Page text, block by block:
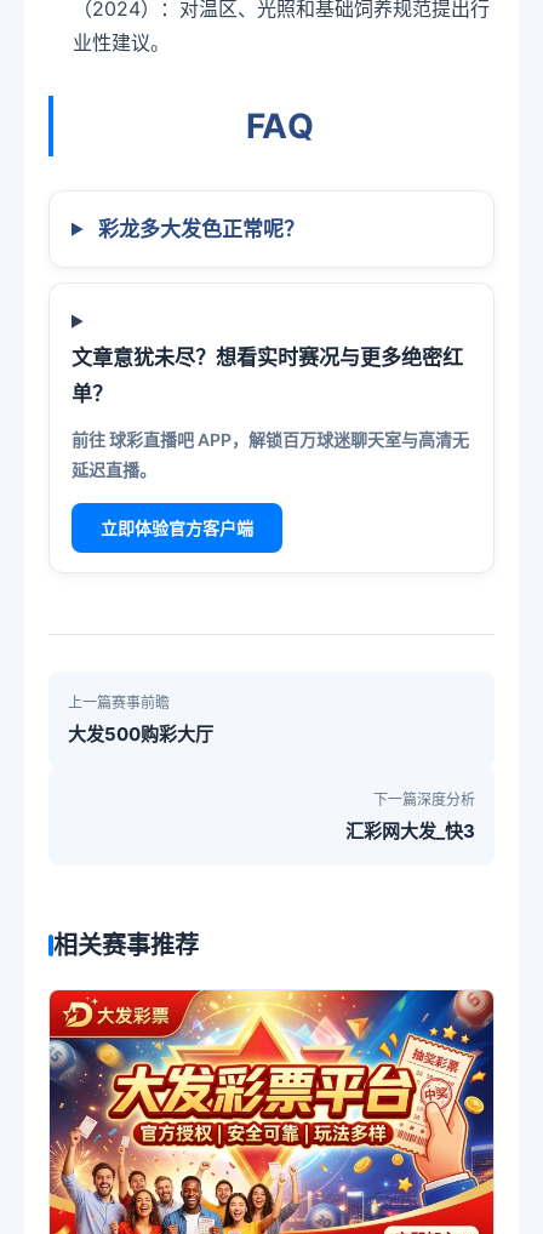
（2024）：对温区、光照和基础饲养规范提出行
业性建议。
FAQ
彩龙多大发色正常呢？
文章意犹未尽？想看实时赛况与更多绝密红
单？
前往 球彩直播吧 APP，解锁百万球迷聊天室与高清无
延迟直播。
立即体验官方客户端
上一篇赛事前瞻
大发500购彩大厅
下一篇深度分析
汇彩网大发_快3
相关赛事推荐